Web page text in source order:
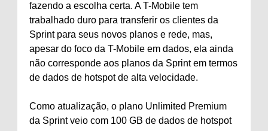
fazendo a escolha certa. A T-Mobile tem
trabalhado duro para transferir os clientes da
Sprint para seus novos planos e rede, mas,
apesar do foco da T-Mobile em dados, ela ainda
não corresponde aos planos da Sprint em termos
de dados de hotspot de alta velocidade.
Como atualização, o plano Unlimited Premium
da Sprint veio com 100 GB de dados de hotspot